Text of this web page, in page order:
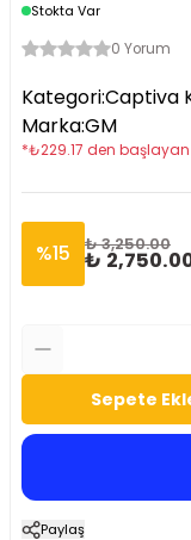
Stokta Var
0 Yorum
Kategori:Captiva
Marka:GM
*₺229.17 den
%15 ₺ 3,250.00
₺
Sepete
Paylaş